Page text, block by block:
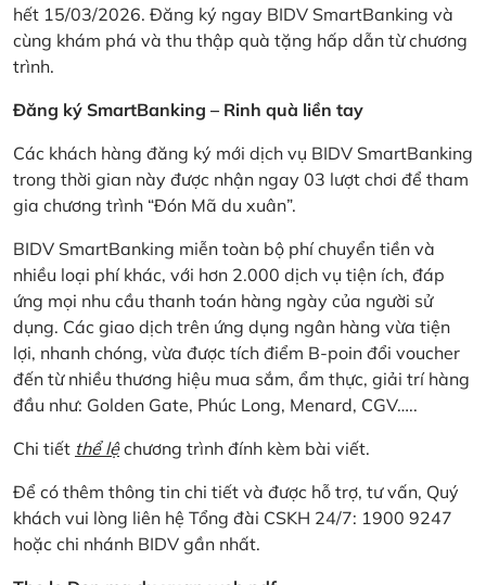
hết 15/03/2026. Đăng ký ngay BIDV SmartBanking và
cùng khám phá và thu thập quà tặng hấp dẫn từ chương
trình.
Đăng ký SmartBanking – Rinh quà liền tay
Các khách hàng đăng ký mới dịch vụ BIDV SmartBanking
trong thời gian này được nhận ngay 03 lượt chơi để tham
gia chương trình “Đón Mã du xuân”.
BIDV SmartBanking miễn toàn bộ phí chuyển tiền và
nhiều loại phí khác, với hơn 2.000 dịch vụ tiện ích, đáp
ứng mọi nhu cầu thanh toán hàng ngày của người sử
dụng. Các giao dịch trên ứng dụng ngân hàng vừa tiện
lợi, nhanh chóng, vừa được tích điểm B-poin đổi voucher
đến từ nhiều thương hiệu mua sắm, ẩm thực, giải trí hàng
đầu như: Golden Gate, Phúc Long, Menard, CGV…..
Chi tiết thể lệchương trình đính kèm bài viết.
Để có thêm thông tin chi tiết và được hỗ trợ, tư vấn, Quý
khách vui lòng liên hệ Tổng đài CSKH 24/7: 1900 9247
hoặc chi nhánh BIDV gần nhất.